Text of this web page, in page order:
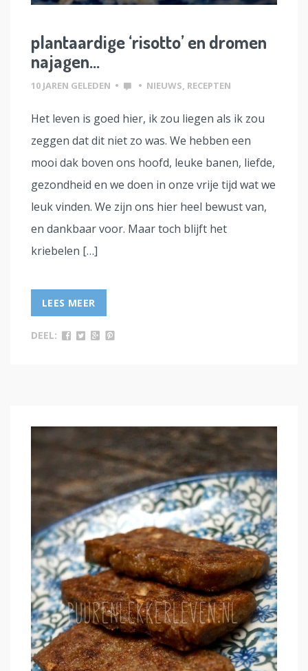
plantaardige ‘risotto’ en dromen
najagen…
10 JAREN GELEDEN • • NIEUWS, RECEPTEN
Het leven is goed hier, ik zou liegen als ik zou
zeggen dat dit niet zo was. We hebben een
mooi dak boven ons hoofd, leuke banen, liefde,
gezondheid en we doen in onze vrije tijd wat we
leuk vinden. We zijn ons hier heel bewust van,
en dankbaar voor. Maar toch blijft het
kriebelen […]
LEES MEER
DEEL: